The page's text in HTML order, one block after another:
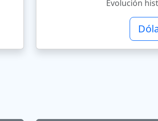
Evolución